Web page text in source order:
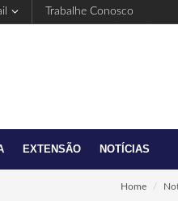
Trabalhe Conosco
EXTENSÃO NOTÍCIAS
Home